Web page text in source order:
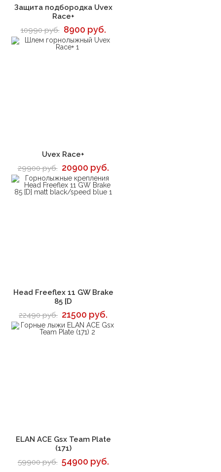
В корзину
Защита подбородка Uvex
Race+
10990 руб. 8900 руб.
В корзину
Uvex Race+
29900 руб. 20900 руб.
В корзину
Head Freeflex 11 GW Brake
85 [D
22490 руб. 21500 руб.
В корзину
ELAN ACE Gsx Team Plate
(171)
59900 руб. 54900 руб.